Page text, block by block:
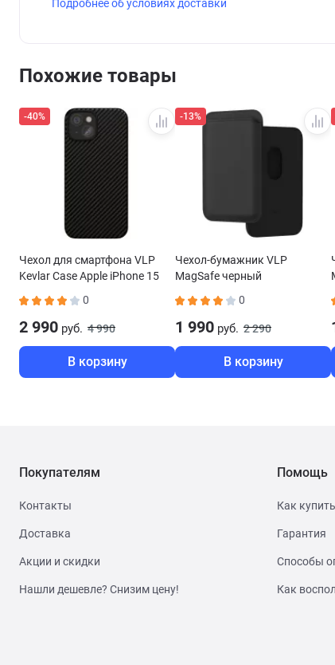
Подробнее об условиях доставки
Похожие товары
-40%
Чехол для смартфона VLP
Kevlar Case Apple iPhone 15
0
2 990 руб. 4 990
В корзину
-13%
Чехол-бумажник VLP
MagSafe черный
0
1 990 руб. 2 290
В корзину
Покупателям
Контакты
Доставка
Акции и скидки
Нашли дешевле? Снизим цену!
Помощь
Как купить
Гарантия
Способы
Как